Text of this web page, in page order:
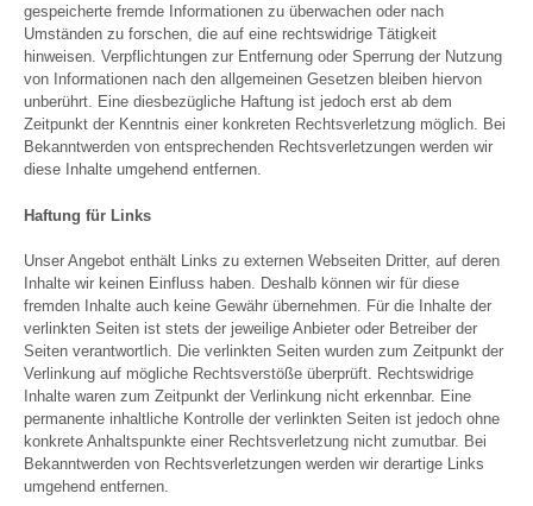
gespeicherte fremde Informationen zu überwachen oder nach
Umständen zu forschen, die auf eine rechtswidrige Tätigkeit
hinweisen. Verpflichtungen zur Entfernung oder Sperrung der Nutzung
von Informationen nach den allgemeinen Gesetzen bleiben hiervon
unberührt. Eine diesbezügliche Haftung ist jedoch erst ab dem
Zeitpunkt der Kenntnis einer konkreten Rechtsverletzung möglich. Bei
Bekanntwerden von entsprechenden Rechtsverletzungen werden wir
diese Inhalte umgehend entfernen.
Haftung für Links
Unser Angebot enthält Links zu externen Webseiten Dritter, auf deren
Inhalte wir keinen Einfluss haben. Deshalb können wir für diese
fremden Inhalte auch keine Gewähr übernehmen. Für die Inhalte der
verlinkten Seiten ist stets der jeweilige Anbieter oder Betreiber der
Seiten verantwortlich. Die verlinkten Seiten wurden zum Zeitpunkt der
Verlinkung auf mögliche Rechtsverstöße überprüft. Rechtswidrige
Inhalte waren zum Zeitpunkt der Verlinkung nicht erkennbar. Eine
permanente inhaltliche Kontrolle der verlinkten Seiten ist jedoch ohne
konkrete Anhaltspunkte einer Rechtsverletzung nicht zumutbar. Bei
Bekanntwerden von Rechtsverletzungen werden wir derartige Links
umgehend entfernen.